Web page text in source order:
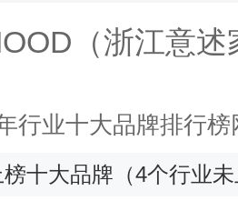
（浙江意
行业十大品牌排行
十大品牌 （4个行业